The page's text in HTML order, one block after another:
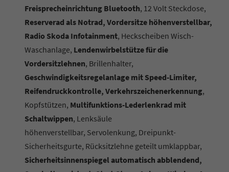
Freisprecheinrichtung Bluetooth, 12 Volt Steckdose,
Reserverad als Notrad, Vordersitze höhenverstellbar,
Radio Skoda Infotainment, Heckscheiben Wisch-
Waschanlage, Lendenwirbelstütze für die
Vordersitzlehnen, Brillenhalter,
Geschwindigkeitsregelanlage mit Speed-Limiter,
Reifendruckkontrolle, Verkehrszeichenerkennung,
Kopfstützen, Multifunktions-Lederlenkrad mit
Schaltwippen, Lenksäule
höhenverstellbar, Servolenkung, Dreipunkt-
Sicherheitsgurte, Rücksitzlehne geteilt umklappbar,
Sicherheitsinnenspiegel automatisch abblendend,